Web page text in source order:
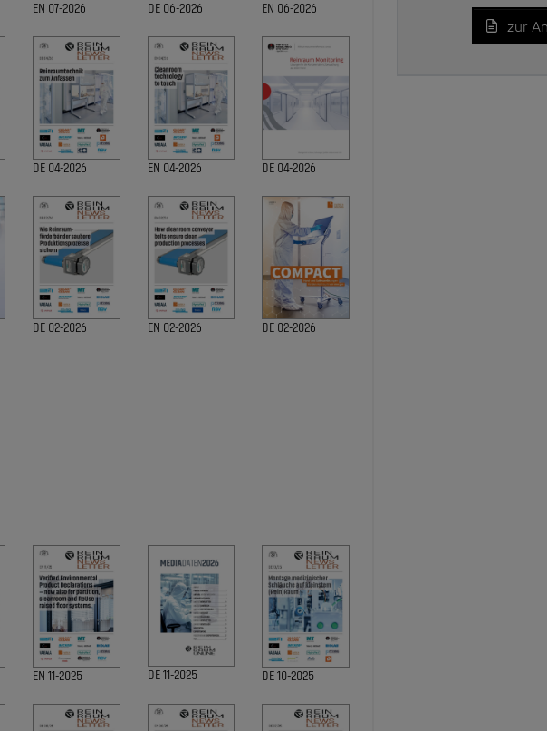
EN 07-2026 DE 06-2026 EN 06-2026
DE 04-2026 EN 04-2026 DE 04-2026
DE 02-2026 EN 02-2026 DE 02-2026
EN 11-2025 DE 11-2025 DE 10-2025
zur